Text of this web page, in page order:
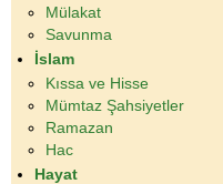
Mülakat
Savunma
İslam
Kıssa ve Hisse
Mümtaz Şahsiyetler
Ramazan
Hac
Hayat